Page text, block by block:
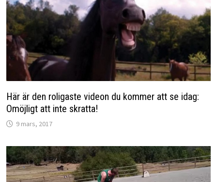
Här är den roligaste videon du kommer att se idag:
Omöjligt att inte skratta!
9 mars, 2017